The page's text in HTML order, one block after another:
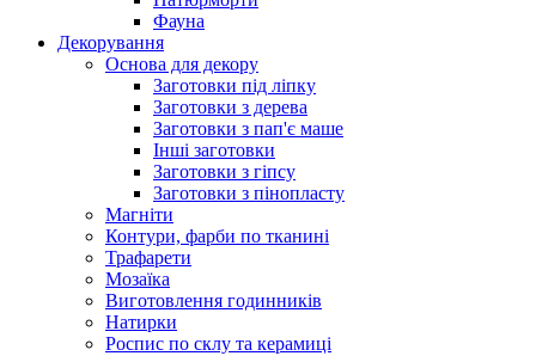
Фауна
Декорування
Основа для декору
Заготовки під ліпку
Заготовки з дерева
Заготовки з пап'є маше
Інші заготовки
Заготовки з гіпсу
Заготовки з пінопласту
Магніти
Контури, фарби по тканині
Трафарети
Мозаїка
Виготовлення годинників
Натирки
Роспис по склу та керамиці